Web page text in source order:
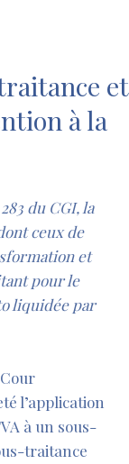
et
à la
du CGI, la
ceux de
et
pour le
liquidée par
l’application
à un sous-
traitance